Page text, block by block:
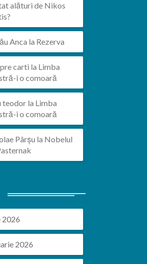
alături de Nikos
Anca la Rezerva
carti la Limba
i o comoară
teodorla Limba
i o comoară
Pârșu la Nobelul
2026
2026